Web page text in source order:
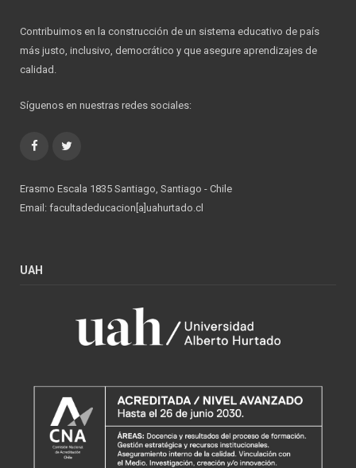
Contribuimos en la construcción de un sistema educativo de país
más justo, inclusivo, democrático y que asegure aprendizajes de
calidad.
Síguenos en nuestras redes sociales:
Facebook
Erasmo Escala 1835 Santiago, Santiago - Chile
Email: facultadeducacion[a]uahurtado.cl
UAH